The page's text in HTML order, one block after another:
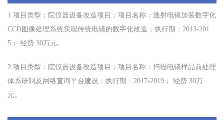
1.项目类型： 院仪器设备改造项目； 项目名称： 透射电镜加装数字化
CCD图像处理系统实现传统电镜的数字化改造； 执行期： 2013-201
5 ； 经费 30万元。
2.项目类型： 院仪器设备改造项目； 项目名称： 扫描电镜样品前处理
体系研制及网络查询平台建设 ；执行期： 2017-2019 ； 经费 30万
元。